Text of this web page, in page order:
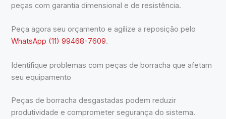
peças com garantia dimensional e de resistência.
Peça agora seu orçamento e agilize a reposição pelo
WhatsApp (11) 99468-7609.
Identifique problemas com peças de borracha que afetam
seu equipamento
Peças de borracha desgastadas podem reduzir
produtividade e comprometer segurança do sistema.